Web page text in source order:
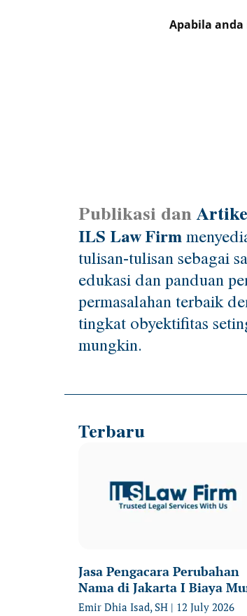
Apabila
Publikasi dan
ILS Law Firm
tulisan-tulisan sebagai
edukasi dan panduan
permasalahan terbaik
tingkat obyektifitas
mungkin.
Terbaru
Jasa Pengacara Perubahan
Nama di Jakarta I Biaya
Emir Dhia Isad, SH 12 July 2026